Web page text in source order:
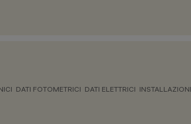
DATI FOTOMETRICI DATI ELETTRICI